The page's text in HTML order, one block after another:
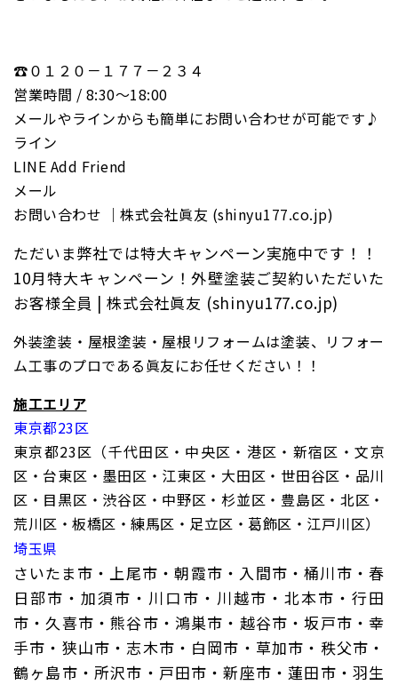
☎０１２０－１７７－２３４
営業時間 / 8:30〜18:00
メールやラインからも簡単にお問い合わせが可能です♪
ライン
LINE Add Friend
メール
お問い合わせ ｜株式会社眞友 (shinyu177.co.jp)
ただいま弊社では特大キャンペーン実施中です！！
10月特大キャンペーン！外壁塗装ご契約いただいた
お客様全員 | 株式会社眞友 (shinyu177.co.jp)
外装塗装・屋根塗装・屋根リフォームは塗装、リフォー
ム工事のプロである眞友にお任せください！！
施工エリア
東京都23区
東京都23区（千代田区・中央区・港区・新宿区・文京
区・台東区・墨田区・江東区・大田区・世田谷区・品川
区・目黒区・渋谷区・中野区・杉並区・豊島区・北区・
荒川区・板橋区・練馬区・足立区・葛飾区・江戸川区）
埼玉県
さいたま市・上尾市・朝霞市・入間市・桶川市・春
日部市・加須市・川口市・川越市・北本市・行田
市・久喜市・熊谷市・鴻巣市・越谷市・坂戸市・幸
手市・狭山市・志木市・白岡市・草加市・秩父市・
鶴ヶ島市・所沢市・戸田市・新座市・蓮田市・羽生